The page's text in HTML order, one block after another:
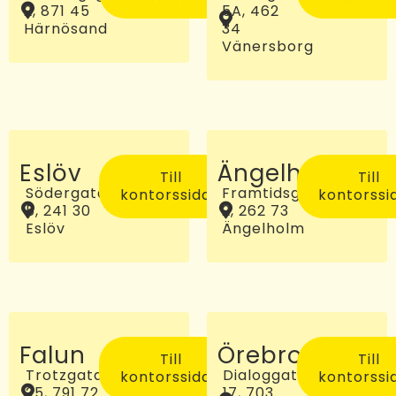
2, 871 45
Härnösand
5A, 462
34
Vänersborg
Eslöv
Södergatan
5, 241 30
Eslöv
Till
kontorssidan
Ängelholm
Framtidsgatan
2, 262 73
Ängelholm
Till
Falun
Trotzgatan
Till
kontorssidan
Örebro
Dialoggatan
Till